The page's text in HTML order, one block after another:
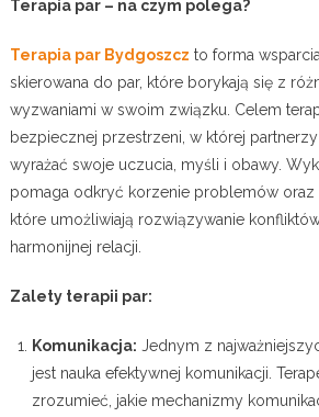
Terapia par – na czym polega?
Terapia par Bydgoszcz to forma
skierowana do par, które borykają się z
wyzwaniami w swoim związku. Celem
bezpiecznej przestrzeni, w której
wyrażać swoje uczucia, myśli i obawy.
pomaga odkryć korzenie problemów oraz
które umożliwiają rozwiązywanie
harmonijnej relacji.
Zalety terapii par:
Komunikacja: Jednym z
jest nauka efektywnej komunikacji.
zrozumieć, jakie mechanizmy